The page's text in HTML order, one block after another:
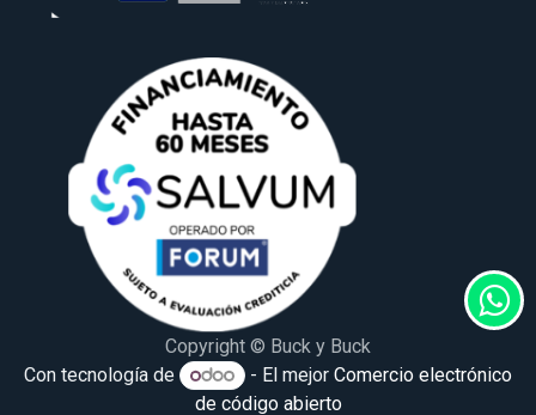
Copyright © Buck y Buck
Con tecnología de
- El mejor Comercio electrónico
de código abierto